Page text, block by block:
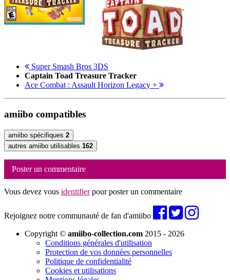
Super Smash Bros 3DS
Captain Toad Treasure Tracker
Ace Combat : Assault Horizon Legacy +
amiibo compatibles
amiibo spécifiques 2
autres amiibo utilisables 162
Poster un commentaire
Vous devez vous identifierpour poster un commentaire
Rejoignez notre communauté de fan d'amiibo
Copyright © amiibo-collection.com 2015 - 2026
Conditions générales d'utilisation
Protection de vos données personnelles
Politique de confidentialité
Cookies et utilisations